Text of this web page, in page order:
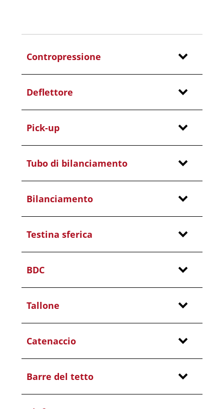
Contropressione
Deflettore
Pick-up
Tubo di bilanciamento
Bilanciamento
Testina sferica
BDC
Tallone
Catenaccio
Barre del tetto